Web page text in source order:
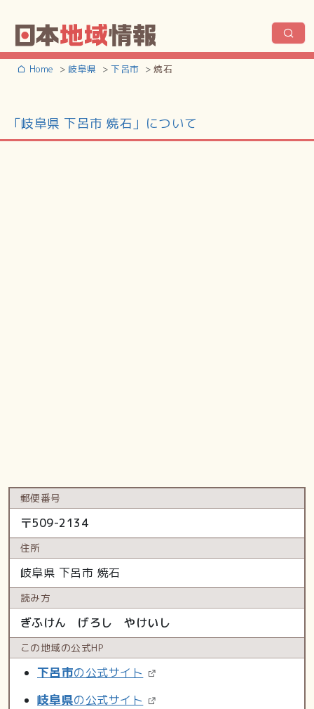
Home 岐阜県 下呂市 焼石
「岐阜県 下呂市 焼石」について
郵便番号
〒509-2134
住所
岐阜県 下呂市 焼石
読み方
ぎふけん げろし やけいし
この地域の公式HP
下呂市の公式サイト
岐阜県の公式サイト